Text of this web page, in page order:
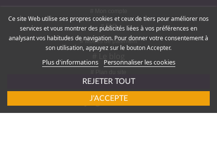
# FAQ
# Modes de paiement
Rejoignez-nous !
Ce site Web utilise ses propres cookies et ceux de tiers pour améliorer nos
services et vous montrer des publicités liées à vos préférences en
analysant vos habitudes de navigation. Pour donner votre consentement à
son utilisation, appuyez sur le bouton Accepter.
Plus d'informations Personnaliser les cookies
REJETER TOUT
J'ACCEPTE